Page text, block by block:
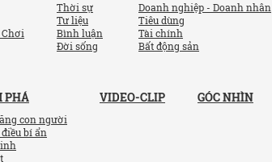
Chơi
Thời sự
Tư liệu
Bình luận
Đời sống
Doanh nghiệp - Doanh nhân
Tiêu dùng
Tài chính
Bất động sản
PHÁ
con người
bí ẩn
VIDEO-CLIP GÓC NHÌN